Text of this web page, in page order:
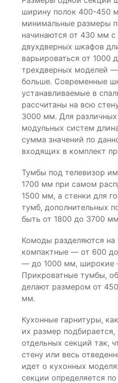
ширину полок 400-450
минимальные размеры
начинаются от 430 мм с
двухдверных шкафов
варьироваться от 1000
трехдверных моделей
больше. Современные
устанавливаемые в
рассчитаны на всю
3000 мм. Для различных
модульных систем
сумма значений по
входящих в комплект
Тумбы под телевизор
1700 мм при самом
1500 мм, а стенки для
тумб, дополнительных
быть от 1800 до 3700
Комоды разделяются на
компактные — от 600
— до 1000 мм, широкие
Прикроватные тумбы,
делают размером от
мм.
Кухонные гарнитуры,
их размер
отдельных секций так,
стену или весь
идет о кухонных
секции определяется